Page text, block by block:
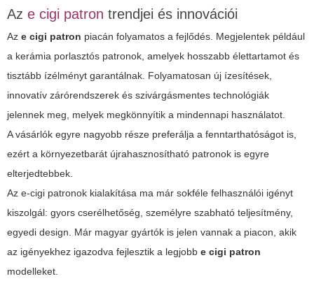
Az e cigi patron trendjei és innovációi
Az e cigi patron piacán folyamatos a fejlődés. Megjelentek például
a kerámia porlasztós patronok, amelyek hosszabb élettartamot és
tisztább ízélményt garantálnak. Folyamatosan új ízesítések,
innovatív zárórendszerek és szivárgásmentes technológiák
jelennek meg, melyek megkönnyítik a mindennapi használatot.
A vásárlók egyre nagyobb része preferálja a fenntarthatóságot is,
ezért a környezetbarát újrahasznosítható patronok is egyre
elterjedtebbek.
Az e-cigi patronok kialakítása ma már sokféle felhasználói igényt
kiszolgál: gyors cserélhetőség, személyre szabható teljesítmény,
egyedi design. Már magyar gyártók is jelen vannak a piacon, akik
az igényekhez igazodva fejlesztik a legjobb e cigi patron
modelleket.